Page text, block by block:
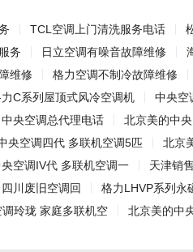
TCL空调上门清洗服务电话
务 日立空调有噪音故障维修
维修 格力空调不制冷故障维修
C系列屋顶式风冷空调机
中央空
央空调总代理电话
北京美的中
央空调四代 多联机空调5匹
北京
空调IV代 多联机空调一
天津销
川废旧空调回
格力LHVP系列永
玲珑 家庭多联机空 北京美的中